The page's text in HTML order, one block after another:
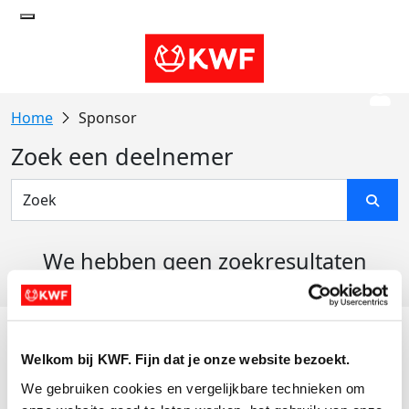
Welkom bij KWF. Fijn dat je onze website bezoekt.
We gebruiken cookies en vergelijkbare technieken om
Sponsor
Zoek een deelnemer
We hebben geen zoekresultaten
Actiematerialen
Evenementen